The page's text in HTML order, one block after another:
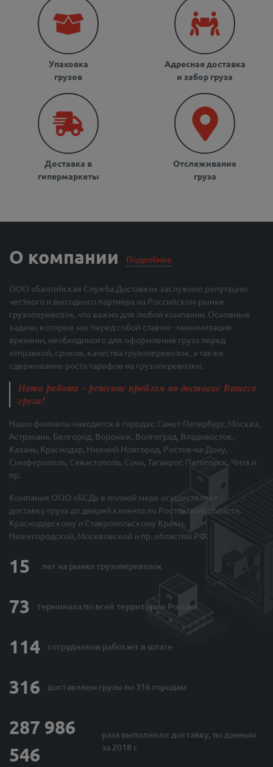
Упаковка
грузов
Адресная доставка
и забор груза
Доставка в
гипермаркеты
Отслеживание
груза
О компании Подробнее
ООО «Балтийская Служба Доставки» заслужило репутацию
честного и выгодного партнера на Российском рынке
грузоперевозок, что важно для любой компании. Основные
задачи, которые мы перед собой ставим - минимизация
времени, необходимого для оформления груза перед
отправкой, сроков, качества грузоперевозок, а также
сдерживание роста тарифов на грузоперевозки.
Наша работа - решение проблем по доставке Вашего
груза!
Наши филиалы находятся в городах: Санкт-Петербург, Москва,
Астрахань, Белгород, Воронеж, Волгоград, Владивосток,
Казань, Краснодар, Нижний Новгород, Ростов-на-Дону,
Симферополь, Севастополь, Сочи, Таганрог, Пятигорск, Чита и
пр.
Компания ООО «БСД» в полной мере осуществляет
доставку груза до дверей клиента по Ростовской области,
Краснодарскому и Ставропольскому Краям,
Нижегородской, Москвовской и пр. областям РФ.
15 лет на рынке грузоперевозок
73 терминала по всей территории России
114 сотрудников работает в штате
316 доставляем грузы по 316 городам
287 986
546
раза выполнили доставку, по данным
за 2018 г.